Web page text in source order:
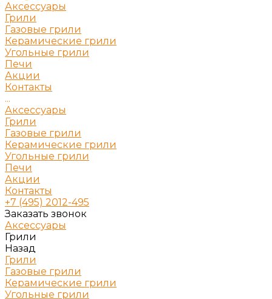
Аксессуары
Грили
Газовые грили
Керамические грили
Угольные грили
Печи
Акции
Контакты
...
Аксессуары
Грили
Газовые грили
Керамические грили
Угольные грили
Печи
Акции
Контакты
+7 (495) 2012-495
Заказать звонок
Аксессуары
Грили
Назад
Грили
Газовые грили
Керамические грили
Угольные грили